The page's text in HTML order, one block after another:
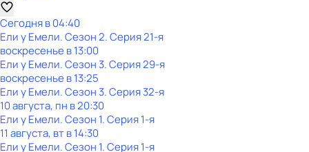
Сегодня в 04:40
Ели у Емели. Сезон 2. Серия 21-я
воскресенье в13:00
Ели у Емели. Сезон 3. Серия 29-я
воскресенье в13:25
Ели у Емели. Сезон 3. Серия 32-я
10 августа, пн в 20:30
Ели у Емели. Сезон 1. Серия 1-я
11 августа, вт в 14:30
Ели у Емели. Сезон 1. Серия 1-я